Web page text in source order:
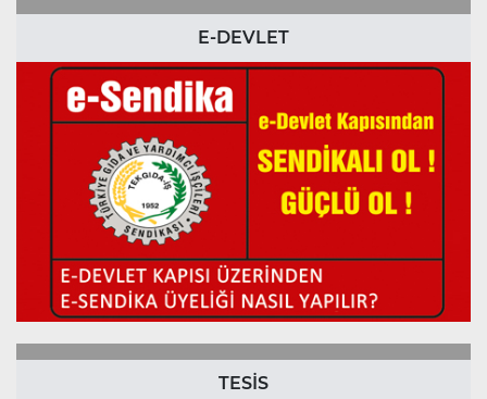
E-DEVLET
TESİS